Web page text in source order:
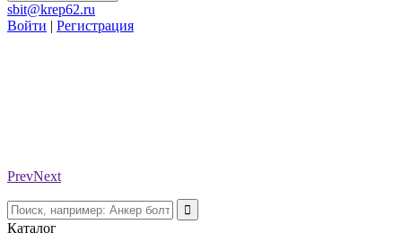
sbit@krep62.ru
Войти | Регистрация
PrevNext
Каталог